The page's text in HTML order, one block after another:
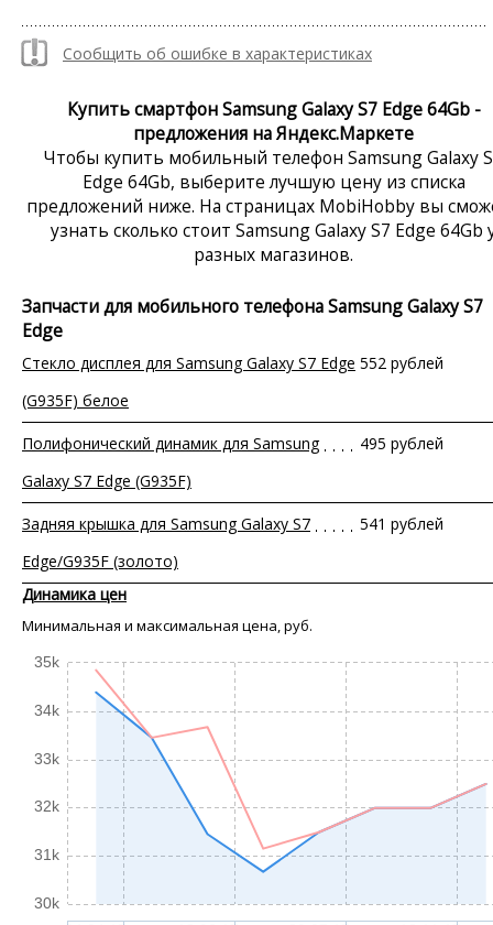
Сообщить об ошибке в характеристиках
Купить смартфон Samsung Galaxy S7 Edge 64Gb -
предложения на Яндекс.Маркете
Чтобы купить мобильный телефон Samsung Galaxy
Edge 64Gb, выберите лучшую цену из списка
предложений ниже. На страницах MobiHobby вы
узнать сколько стоит Samsung Galaxy S7 Edge 64Gb
разных магазинов.
Запчасти для мобильного телефона Samsung Galaxy S7
Edge
Стекло дисплея для Samsung Galaxy S7 Edge
(G935F) белое
552 рублей
Полифонический динамик для Samsung
Galaxy S7 Edge (G935F)
495 рублей
Задняя крышка для Samsung Galaxy S7
Edge/G935F (золото)
541 рублей
Динамика цен
Минимальная и максимальная цена, руб.
30k
31k
32k
33k
34k
35k